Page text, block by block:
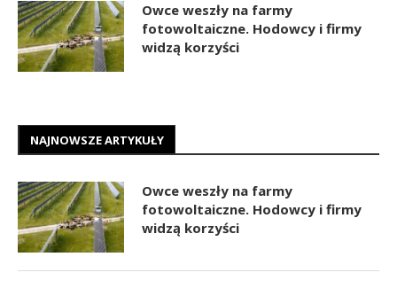
Owce weszły na farmy
fotowoltaiczne. Hodowcy i firmy
widzą korzyści
NAJNOWSZE ARTYKUŁY
Owce weszły na farmy
fotowoltaiczne. Hodowcy i firmy
widzą korzyści